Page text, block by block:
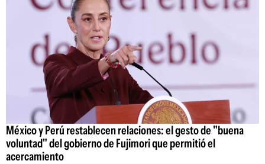
México y Perú restablecen relaciones: el gesto de "buena
voluntad" del gobierno de Fujimori que permitió el
acercamiento